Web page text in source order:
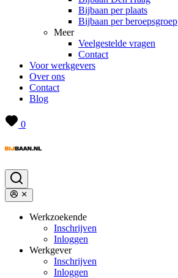
Bijbaan per plaats
Bijbaan per beroepsgroep
Meer
Veelgestelde vragen
Contact
Voor werkgevers
Over ons
Contact
Blog
0
Werkzoekende
Inschrijven
Inloggen
Werkgever
Inschrijven
Inloggen